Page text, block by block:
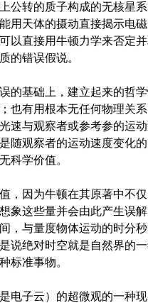
公转的质子构成的无核星
用天体的摄动直接揭示电
以直接用牛顿力学来否定
的错误假说。
的基础上，建立起来的哲
也有用根本无任何物理关
速与观察者或参考参的运
随观察者的运动速度变化
科学价值。
，因为牛顿在其原著中不
象这些量并会由此产生误
，与量度物体运动的时分
说绝对时空就是自然界的
标准事物。
电子云）的超微观的一种